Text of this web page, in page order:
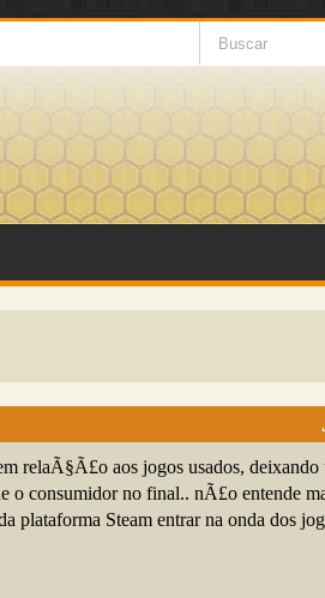
relaÃ§Ã£o aos jogos usados, deixando
o consumidor no final.. nÃ£o entende
plataforma Steam entrar na onda dos